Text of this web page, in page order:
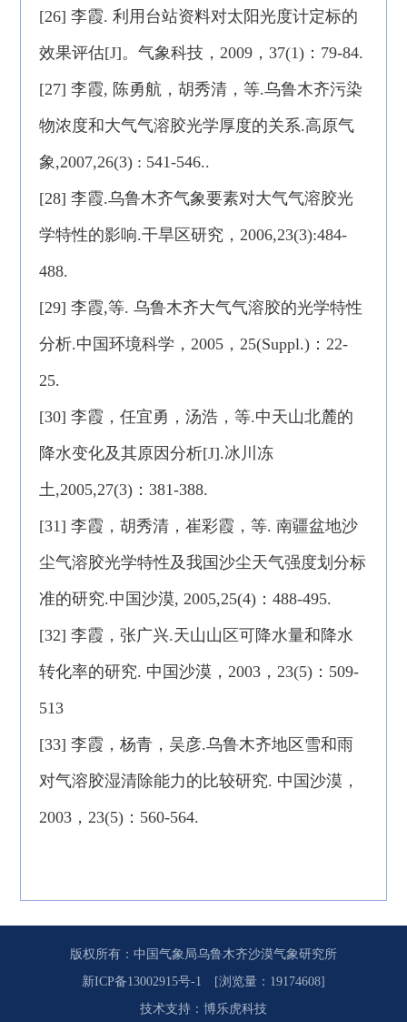
[26] 李霞. 利用台站资料对太阳光度计定标的
效果评估[J]。气象科技，2009，37(1)：79-84.
[27] 李霞, 陈勇航，胡秀清，等.乌鲁木齐污染
物浓度和大气气溶胶光学厚度的关系.高原气
象,2007,26(3) : 541-546..
[28] 李霞.乌鲁木齐气象要素对大气气溶胶光
学特性的影响.干旱区研究，2006,23(3):484-
488.
[29] 李霞,等. 乌鲁木齐大气气溶胶的光学特性
分析.中国环境科学，2005，25(Suppl.)：22-
25.
[30] 李霞，任宜勇，汤浩，等.中天山北麓的
降水变化及其原因分析[J].冰川冻
土,2005,27(3)：381-388.
[31] 李霞，胡秀清，崔彩霞，等. 南疆盆地沙
尘气溶胶光学特性及我国沙尘天气强度划分标
准的研究.中国沙漠, 2005,25(4)：488-495.
[32] 李霞，张广兴.天山山区可降水量和降水
转化率的研究. 中国沙漠，2003，23(5)：509-
513
[33] 李霞，杨青，吴彦.乌鲁木齐地区雪和雨
对气溶胶湿清除能力的比较研究. 中国沙漠，
2003，23(5)：560-564.
版权所有：中国气象局乌鲁木齐沙漠气象研究所
新ICP备13002915号-1 [浏览量：19174608]
技术支持 ： 博乐虎科技